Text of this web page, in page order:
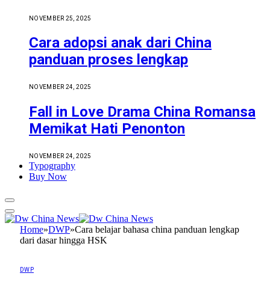
NOVEMBER 25, 2025
Cara adopsi anak dari China
panduan proses lengkap
NOVEMBER 24, 2025
Fall in Love Drama China Romansa
Memikat Hati Penonton
NOVEMBER 24, 2025
Typography
Buy Now
Home»DWP»Cara belajar bahasa china panduan lengkap
dari dasar hingga HSK
DWP